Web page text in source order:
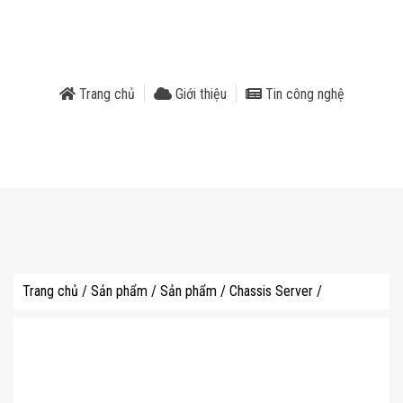
Trang chủ Giới thiệu Tin công nghệ
Trang chủ / Sản phẩm / Sản phẩm / Chassis Server /